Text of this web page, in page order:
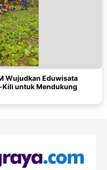
Wujudkan Eduwisata
Kili untuk Mendukung